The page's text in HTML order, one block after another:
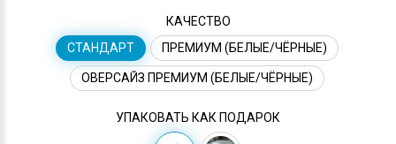
КАЧЕСТВО
СТАНДАРТ
ПРЕМИУМ (БЕЛЫЕ/ЧЁРНЫЕ)
ОВЕРСАЙЗ ПРЕМИУМ (БЕЛЫЕ/ЧЁРНЫЕ)
УПАКОВАТЬ КАК ПОДАРОК